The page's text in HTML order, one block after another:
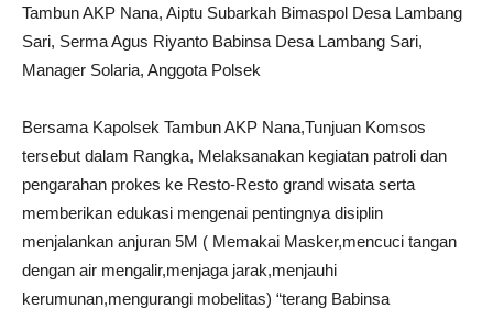
Tambun AKP Nana, Aiptu Subarkah Bimaspol Desa Lambang
Sari, Serma Agus Riyanto Babinsa Desa Lambang Sari,
Manager Solaria, Anggota Polsek
Bersama Kapolsek Tambun AKP Nana,Tunjuan Komsos
tersebut dalam Rangka, Melaksanakan kegiatan patroli dan
pengarahan prokes ke Resto-Resto grand wisata serta
memberikan edukasi mengenai pentingnya disiplin
menjalankan anjuran 5M ( Memakai Masker,mencuci tangan
dengan air mengalir,menjaga jarak,menjauhi
kerumunan,mengurangi mobelitas) “terang Babinsa